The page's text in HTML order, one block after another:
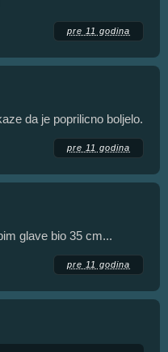
pre 11 godina
da je poprilicno boljelo.
pre 11 godina
glave bio 35 cm...
pre 11 godina